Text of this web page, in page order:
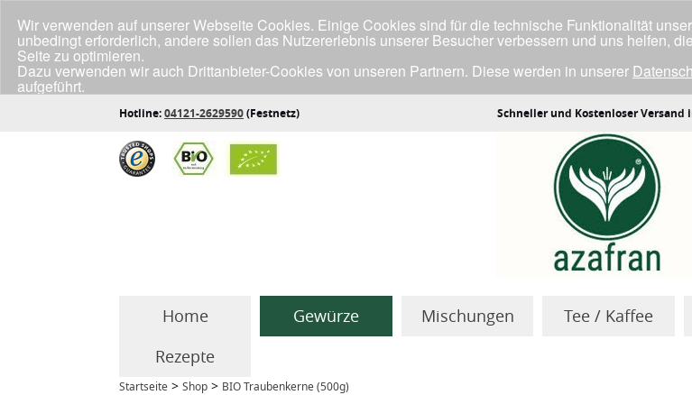
Hotline:04121-2629590(Festnetz) Schneller und Kostenloser Versand
Home Gewürze Mischungen Tee / Kaffee
Rezepte
Startseite > Shop > BIO Traubenkerne (500g)
Wir verwenden auf unserer Webseite Cookies. Einige Cookies sind für die technische Funktionalität
unbedingt erforderlich, andere sollen das Nutzererlebnis unserer Besucher verbessern und uns helfen,
Seite zu optimieren.
Dazu verwenden wir auch Drittanbieter-Cookies von unseren Partnern. Diese werden in unserer
aufgeführt.
Klicke unten auf "Annehmen", wenn du mit der Verwendung aller Cookies einverstanden bist.